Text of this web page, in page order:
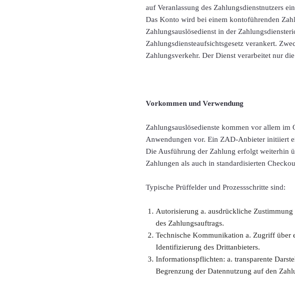
auf Veranlassung des Zahlungsdienstnutzers
Das Konto wird bei einem kontoführenden
Zahlungsauslösedienst in der
Zahlungsdiensteaufsichtsgesetz verankert.
Zahlungsverkehr. Der Dienst verarbeitet nur
Vorkommen und Verwendung
Zahlungsauslösedienste kommen vor allem
Anwendungen vor. Ein ZAD-Anbieter initiiert
Die Ausführung der Zahlung erfolgt weiterhin
Zahlungen als auch in standardisierten
Typische Prüffelder und Prozessschritte sind:
Autorisierung a. ausdrückliche
des Zahlungsauftrags.
Technische Kommunikation a. Zugriff über
Identifizierung des Drittanbieters.
Informationspflichten: a. transparente
Begrenzung der Datennutzung auf den